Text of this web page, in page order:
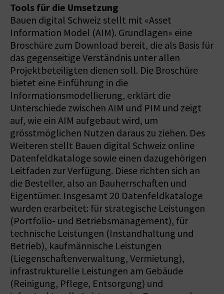
Tools für die Umsetzung
Bauen digital Schweiz stellt mit «Asset
Information Model (AIM). Grundlagen» eine
Broschüre zum Download bereit, die als Basis für
das gegenseitige Verständnis unter allen
Projektbeteiligten dienen soll. Die Broschüre
bietet eine Einführung in die
Informationsmodellierung, erklärt die
Unterschiede zwischen AIM und PIM und zeigt
auf, wie ein AIM aufgebaut wird, um
grösstmöglichen Nutzen daraus zu ziehen. Des
Weiteren stellt Bauen digital Schweiz online
Datenfeldkataloge sowie einen dazugehörigen
Leitfaden zur Verfügung. Diese richten sich an
die Besteller, also an Bauherrschaften und
Eigentümer. Insgesamt 20 Datenfeldkataloge
wurden erarbeitet: für strategische Leistungen
(Portfolio- und Betriebsmanagement), für
technische Leistungen (Instandhaltung und
Betrieb), kaufmännische Leistungen
(Liegenschaftenverwaltung, Vermietung),
infrastrukturelle Leistungen am Gebäude
(Reinigung, Pflege, Entsorgung) und